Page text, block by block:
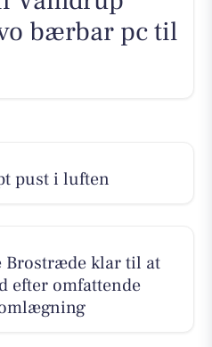
bærbar pc til
pust i luften
Brostræde klar til at
efter omfattende